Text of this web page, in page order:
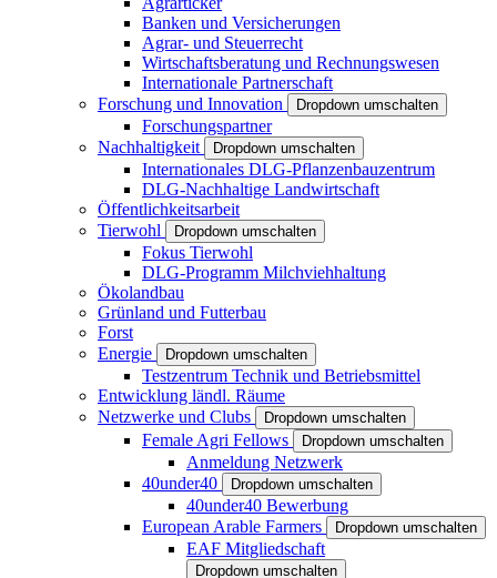
Banken und Versicherungen
Agrar- und Steuerrecht
Wirtschaftsberatung und Rechnungswesen
Internationale Partnerschaft
Forschung und Innovation
Dropdown umschalten
Forschungspartner
Nachhaltigkeit
Dropdown umschalten
Internationales DLG-Pflanzenbauzentrum
DLG-Nachhaltige Landwirtschaft
Öffentlichkeitsarbeit
Tierwohl
Dropdown umschalten
Fokus Tierwohl
DLG-Programm Milchviehhaltung
Ökolandbau
Grünland und Futterbau
Forst
Energie
Dropdown umschalten
Testzentrum Technik und Betriebsmittel
Entwicklung ländl. Räume
Netzwerke und Clubs
Dropdown umschalten
Female Agri Fellows Dropdown umschalten
Anmeldung Netzwerk
40under40
Dropdown umschalten
40under40 Bewerbung
European Arable Farmers
Dropdown umschalten
EAF Mitgliedschaft
Dropdown umschalten